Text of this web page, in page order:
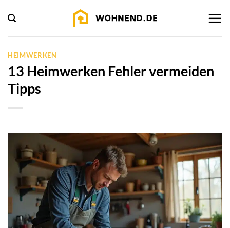
Inhalt
springen
HEIMWERKEN
13 Heimwerken Fehler vermeiden
Tipps